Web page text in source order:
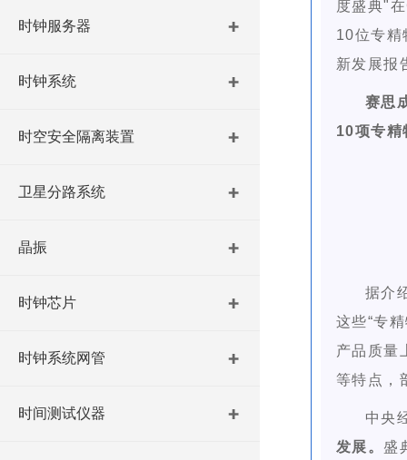
时钟服务器
时钟系统
时空安全隔离装置
卫星分路系统
晶振
时钟芯片
时钟系统网管
时间测试仪器
度盛典"
10位专精
新发展报
赛思
10项专精
据介
这些“专
产品质量
等特点，
中央
发展。 盛